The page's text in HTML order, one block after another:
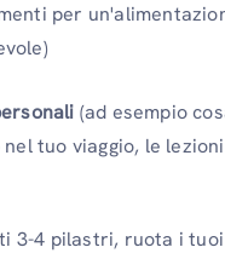
per
(ad esempio
tuo viaggio, le
3-4 pilastri, ruota i